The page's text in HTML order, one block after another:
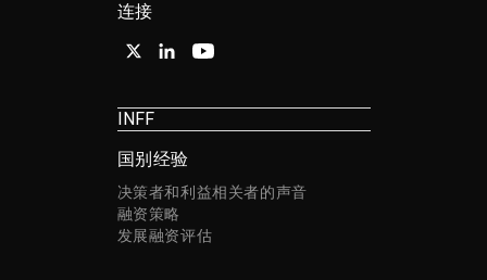
连接
INFF
国别经验
决策者和利益相关者的声音
融资策略
发展融资评估